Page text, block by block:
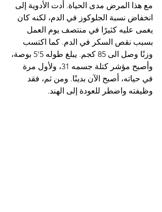
مع هذا المرض مدى الحياة. أدت الأدوية إلى
انخفاض نسبة الجلوكوز في الدم، لكنه كان
يغمى عليه كثيرًا في منتصف يوم العمل
بسبب نقص السكر في الدم. كما اكتسب
وزنًا وصل الى 85 كجم. يبلغ طوله 5'5 بوصة،
وأصبح مؤشر كتلة جسمه 31، ولأول مرة
في حياته، أصبح الآن بدينًا. ومن ثم، فقد
وظيفته واضطر للعودة إلى الهند.